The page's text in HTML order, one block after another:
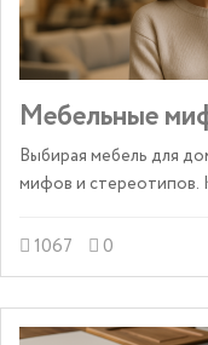
Мебельные
Выбирая мебель для
мифов и стереотипов.
1067 0